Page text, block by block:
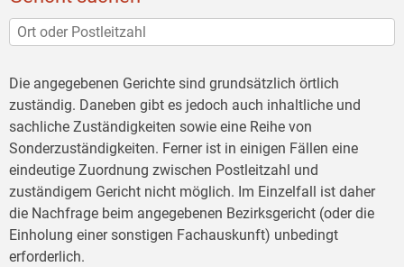
Die angegebenen Gerichte sind grundsätzlich örtlich
zuständig. Daneben gibt es jedoch auch inhaltliche und
sachliche Zuständigkeiten sowie eine Reihe von
Sonderzuständigkeiten. Ferner ist in einigen Fällen eine
eindeutige Zuordnung zwischen Postleitzahl und
zuständigem Gericht nicht möglich. Im Einzelfall ist daher
die Nachfrage beim angegebenen Bezirksgericht (oder die
Einholung einer sonstigen Fachauskunft) unbedingt
erforderlich.